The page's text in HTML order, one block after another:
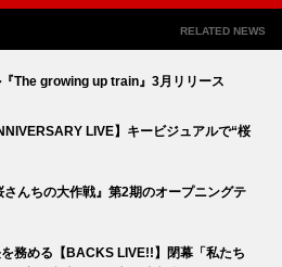
RELATED NEWS
The growing up train』3月リリース
LIVE】キービジュアルで“桜
んちの大作戦』第2期のオープニングテ
務める【BACKS LIVE!!】閉幕「私たち